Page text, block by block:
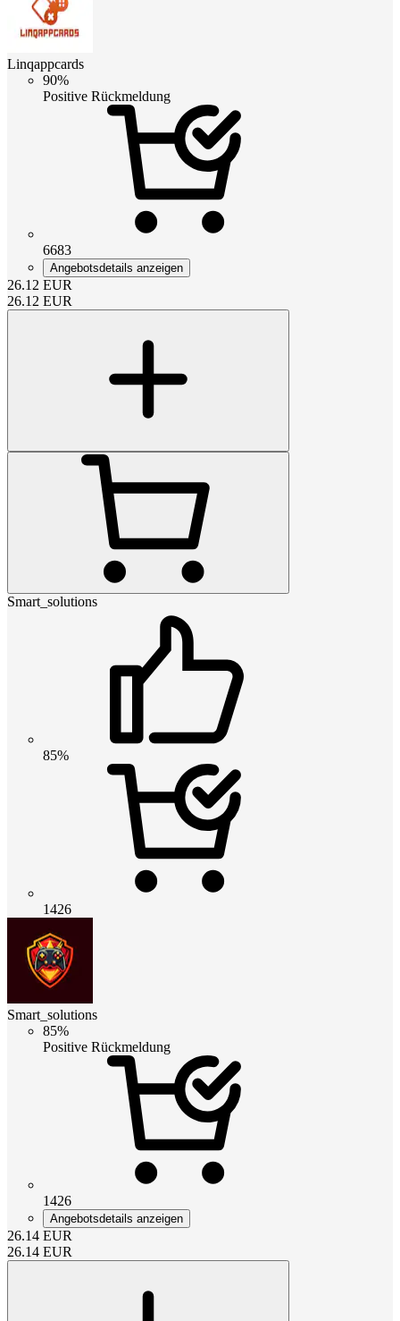
Linqappcards
90%
Positive Rückmeldung
6683
Angebotsdetails anzeigen
26.12 EUR
26.12 EUR
Smart_solutions
85%
1426
Smart_solutions
85%
Positive Rückmeldung
1426
Angebotsdetails anzeigen
26.14 EUR
26.14 EUR